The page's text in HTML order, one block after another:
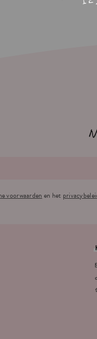
voorwaarden en het